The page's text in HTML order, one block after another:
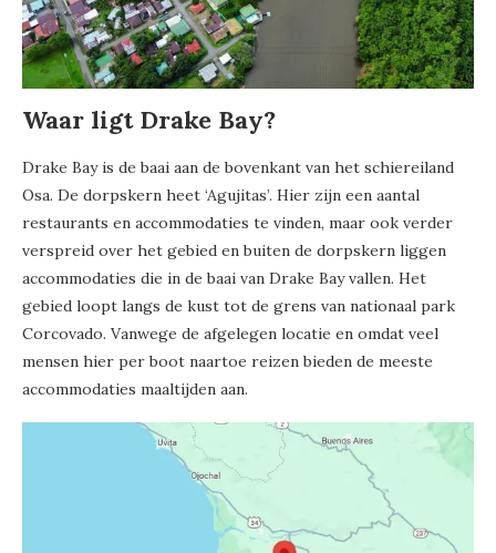
Waar ligt Drake Bay?
Drake Bay is de baai aan de bovenkant van het schiereiland
Osa. De dorpskern heet ‘Agujitas’. Hier zijn een aantal
restaurants en accommodaties te vinden, maar ook verder
verspreid over het gebied en buiten de dorpskern liggen
accommodaties die in de baai van Drake Bay vallen. Het
gebied loopt langs de kust tot de grens van nationaal park
Corcovado. Vanwege de afgelegen locatie en omdat veel
mensen hier per boot naartoe reizen bieden de meeste
accommodaties maaltijden aan.